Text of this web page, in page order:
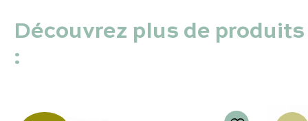
Découvrez plus de produits
: